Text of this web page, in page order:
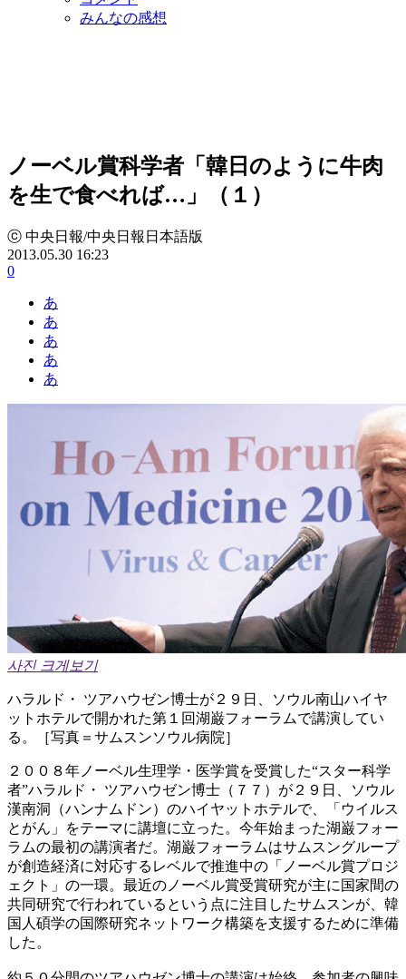
みんなの感想
ノーベル賞科学者「韓日のように牛肉
を生で食べれば…」（１）
ⓒ 中央日報/中央日報日本語版
2013.05.30 16:23
0
あ
あ
あ
あ
あ
사진 크게보기
ハラルド・ ツアハウゼン博士が２９日、ソウル南山ハイヤ
ットホテルで開かれた第１回湖巌フォーラムで講演してい
る。［写真＝サムスンソウル病院］
２００８年ノーベル生理学・医学賞を受賞した“スター科学
者”ハラルド・ ツアハウゼン博士（７７）が２９日、ソウル
漢南洞（ハンナムドン）のハイヤットホテルで、「ウイルス
とがん」をテーマに講壇に立った。今年始まった湖巌フォー
ラムの最初の講演者だ。湖巌フォーラムはサムスングループ
が創造経済に対応するレベルで推進中の「ノーベル賞プロジ
ェクト」の一環。最近のノーベル賞受賞研究が主に国家間の
共同研究で行われているという点に注目したサムスンが、韓
国人碩学の国際研究ネットワーク構築を支援するために準備
した。